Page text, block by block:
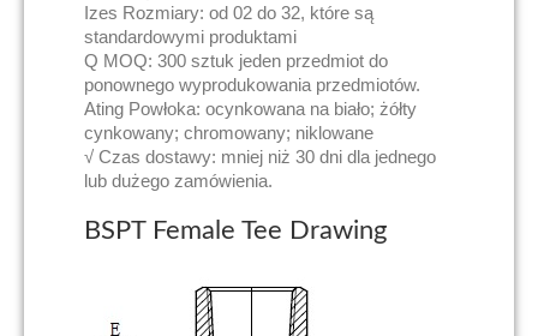
Izes Rozmiary: od 02 do 32, które są
standardowymi produktami
Q MOQ: 300 sztuk jeden przedmiot do
ponownego wyprodukowania przedmiotów.
Ating Powłoka: ocynkowana na biało; żółty
cynkowany; chromowany; niklowane
√ Czas dostawy: mniej niż 30 dni dla jednego
lub dużego zamówienia.
BSPT Female Tee Drawing